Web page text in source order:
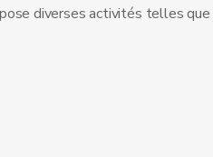
diverses activités telles que